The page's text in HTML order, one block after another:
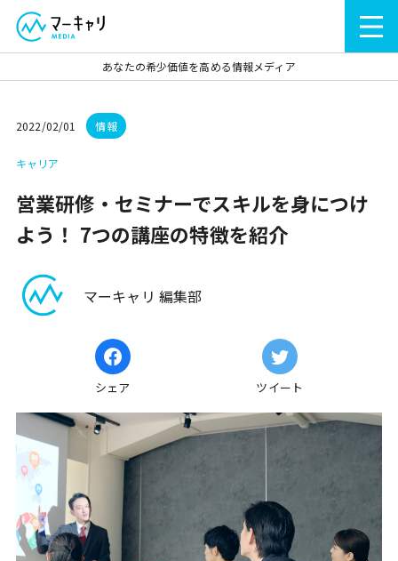
あなたの希少価値を高める情報メディア
2022/02/01 情報
キャリア
営業研修・セミナーでスキルを身につけ
よう！ 7つの講座の特徴を紹介
マーキャリ 編集部
シェア ツイート